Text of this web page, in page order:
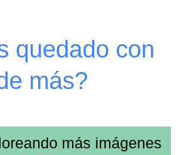
quedado con
más?
más imágenes